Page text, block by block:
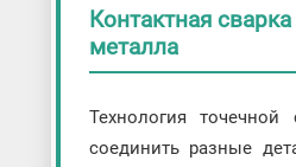
Контактная
металла
Технология точечной
соединить разные